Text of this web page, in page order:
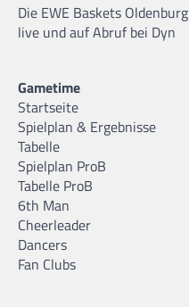
Die EWE Baskets Oldenburg
live und auf Abruf bei Dyn
Gametime
Startseite
Spielplan & Ergebnisse
Tabelle
Spielplan ProB
Tabelle ProB
6th Man
Cheerleader
Dancers
Fan Clubs